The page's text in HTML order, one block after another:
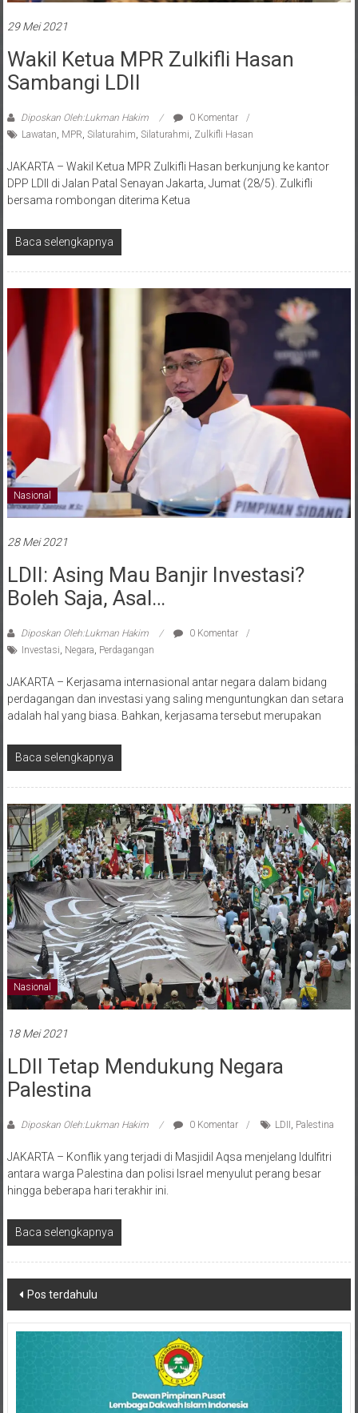
29 Mei 2021
Wakil Ketua MPR Zulkifli Hasan
Sambangi LDII
Diposkan Oleh:Lukman Hakim
0 Komentar
Lawatan, MPR, Silaturahim, Silaturahmi, Zulkifli Hasan
JAKARTA – Wakil Ketua MPR Zulkifli Hasan berkunjung ke kantor
DPP LDII di Jalan Patal Senayan Jakarta, Jumat (28/5). Zulkifli
bersama rombongan diterima Ketua
Baca selengkapnya
Nasional
28 Mei 2021
LDII: Asing Mau Banjir Investasi?
Boleh Saja, Asal…
Diposkan Oleh:Lukman Hakim
0 Komentar
Investasi, Negara, Perdagangan
JAKARTA – Kerjasama internasional antar negara dalam bidang
perdagangan dan investasi yang saling menguntungkan dan setara
adalah hal yang biasa. Bahkan, kerjasama tersebut merupakan
Baca selengkapnya
Nasional
18 Mei 2021
LDII Tetap Mendukung Negara
Palestina
Diposkan Oleh:Lukman Hakim 0 Komentar LDII Palestina
JAKARTA – Konflik yang terjadi di Masjidil Aqsa menjelang Idulfitri
antara warga Palestina dan polisi Israel menyulut perang besar
hingga beberapa hari terakhir ini.
Baca selengkapnya
Navigasi
pos
Pos terdahulu